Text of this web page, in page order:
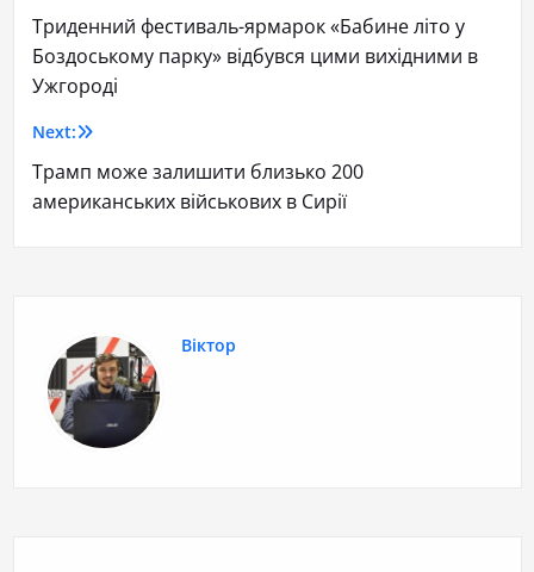
Триденний фестиваль-ярмарок «Бабине літо у
Боздоському парку» відбувся цими вихідними в
Ужгороді
Next:
Трамп може залишити близько 200
американських військових в Сирії
Віктор